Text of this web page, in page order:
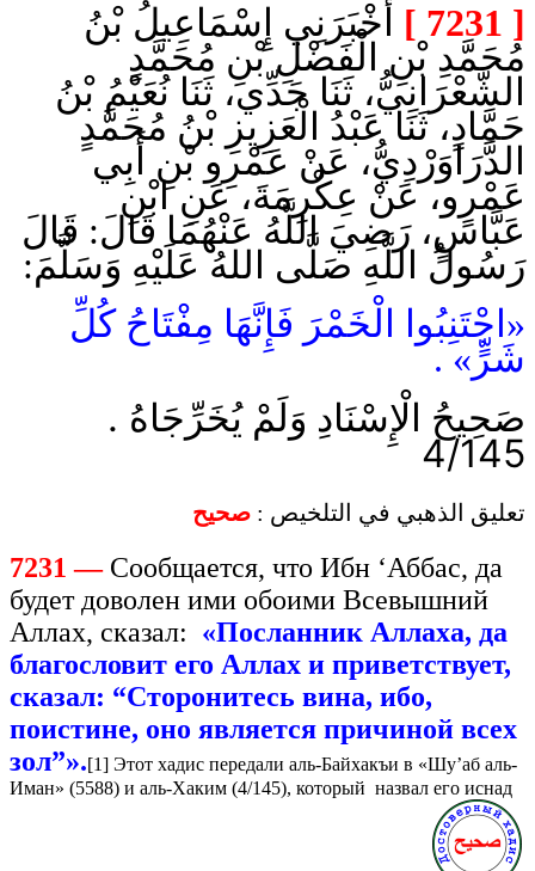
[ 7231 ]
أَخْبَرَنِي إِسْمَاعِيلُ بْنُ
مُحَمَّدِ بْنِ الْفَضْلِ بْنِ مُحَمَّدٍ
الشَّعْرَانِيُّ، ثَنَا جَدِّي، ثَنَا نُعَيْمُ بْنُ
حَمَّادٍ، ثَنَا عَبْدُ الْعَزِيزِ بْنُ مُحَمَّدٍ
الدَّرَاوَرْدِيُّ، عَنْ عَمْرِو بْنِ أَبِي
عَمْرٍو، عَنْ عِكْرِمَةَ، عَنِ ابْنِ
عَبَّاسٍ، رَضِيَ اللَّهُ عَنْهُمَا قَالَ: قَالَ
رَسُولُ اللَّهِ صَلَّى اللهُ عَلَيْهِ وَسَلَّمَ:
«اجْتَنِبُوا الْخَمْرَ فَإِنَّهَا مِفْتَاحُ كُلِّ
شَرٍّ» .
صَحِيحُ الْإِسْنَادِ وَلَمْ يُخَرِّجَاهُ .
4/145
تعليق الذهبي في التلخيص : صحيح
7231 — Сообщается, что Ибн ‘Аббас, да
будет доволен ими обоими Всевышний
Аллах, сказал: «Посланник Аллаха, да
благословит его Аллах и приветствует,
сказал: “Сторонитесь вина, ибо,
поистине, оно является причиной всех
зол”».[1] Этот хадис передали аль-Байхакъи в «Шу’аб аль-
Иман» (5588) и аль-Хаким (4/145), который назвал его иснад